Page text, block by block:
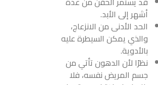
أشهر إلى الأبد.
الحد الأدنى من الانزعاج،
والذي يمكن السيطرة عليه
بالأدوية.
نظرًا لأن الدهون تأتي من
جسم المريض نفسه، فلا